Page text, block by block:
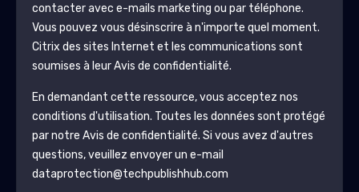
contacter avec e-mails marketing ou par téléphone.
Vous pouvez vous désinscrire à n'importe quel moment.
Citrix des sites Internet et les communications sont
soumises à leur Avis de confidentialité.
En demandant cette ressource, vous acceptez nos
conditions d'utilisation. Toutes les données sont protégé
par notre Avis de confidentialité. Si vous avez d'autres
questions, veuillez envoyer un e-mail
dataprotection@techpublishhub.com